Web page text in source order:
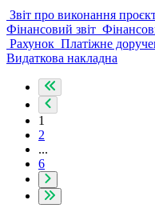
Звіт про виконання
Фінансовий звіт
Рахунок Платіжне
Видаткова накладна
1
2
...
6